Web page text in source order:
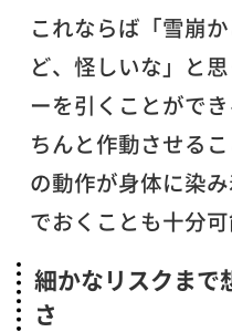
これならば「雪崩
ど、怪しいな」と
ーを引くことがで
ちんと作動させる
の動作が身体に染
でおくことも十分可
細かなリスクまで
さ